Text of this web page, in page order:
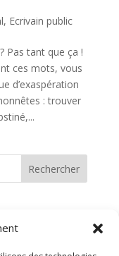
, Ecrivain public
Pas tant que ça !
ces mots, vous
d’exaspération
: trouver
repos